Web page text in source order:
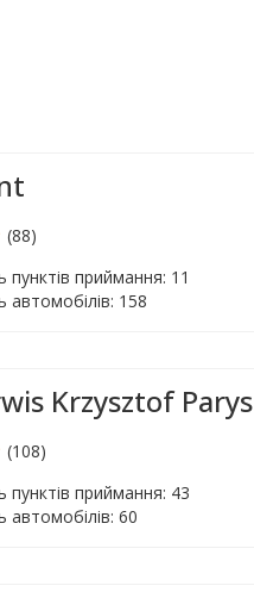
(88)
пунктів приймання: 11
автомобілів: 158
Krzysztof Parys
(108)
пунктів приймання: 43
автомобілів: 60